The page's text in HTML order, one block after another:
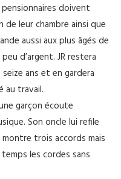
doivent
de leur chambre ainsi que
aussi aux plus âgés de
d’argent. JR restera
ans et en gardera
au travail.
garçon écoute
Son oncle lui refile
trois accords mais
les cordes sans